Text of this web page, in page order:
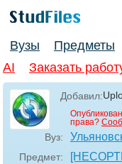
Вузы Предметы
AI
Заказать
Добавил:
права?
Вуз:
Предмет: